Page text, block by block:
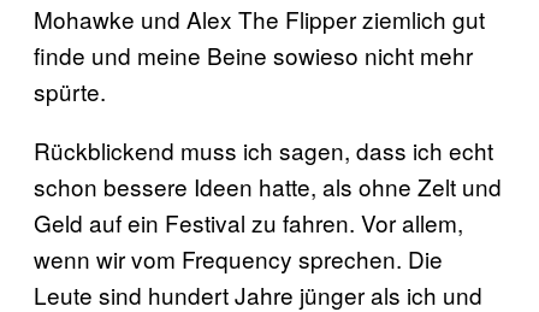
Mohawke und Alex The Flipper ziemlich gut
finde und meine Beine sowieso nicht mehr
spürte.
Rückblickend muss ich sagen, dass ich echt
schon bessere Ideen hatte, als ohne Zelt und
Geld auf ein Festival zu fahren. Vor allem,
wenn wir vom Frequency sprechen. Die
Leute sind hundert Jahre jünger als ich und